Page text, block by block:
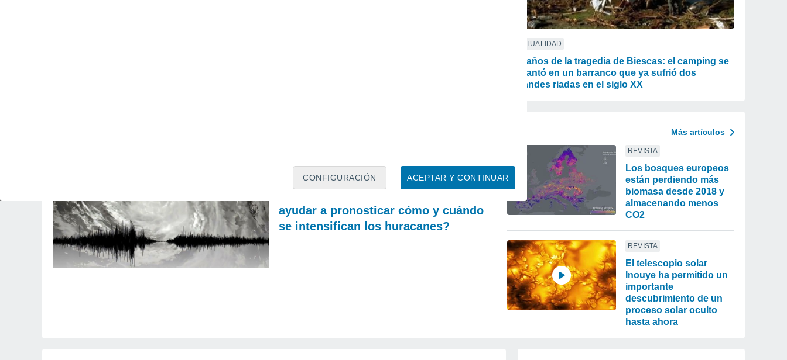
ACEPTAR Y CONTINUAR
CONFIGURACIÓN
ACTUALIDAD
30 años de la tragedia de Biescas: el camping se
levantó en un barranco que ya sufrió dos
grandes riadas en el siglo XX
Más artículos
REVISTA
ayudar a pronosticar cómo y cuándo
se intensifican los huracanes?
REVISTA
Los bosques europeos
están perdiendo más
biomasa desde 2018 y
almacenando menos
CO2
REVISTA
El telescopio solar
Inouye ha permitido un
importante
descubrimiento de un
proceso solar oculto
hasta ahora